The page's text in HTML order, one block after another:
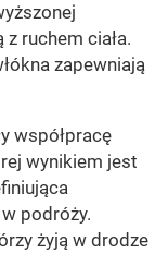
ruchem ciała.
zapewniają
współpracę
wynikiem jest
podróży.
żyją w drodze